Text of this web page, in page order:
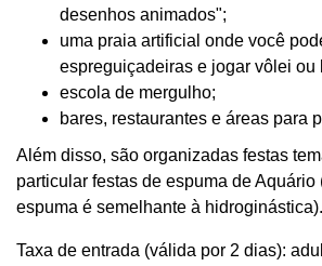
desenhos animados";
uma praia artificial onde você
espreguiçadeiras e jogar vôlei ou
escola de mergulho;
bares, restaurantes e áreas para
Além disso, são organizadas festas
particular festas de espuma de Aquário
espuma é semelhante à hidroginástica).
Taxa de entrada (válida por 2 dias):